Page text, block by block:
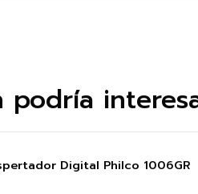
podría
Digital Philco 1006GR